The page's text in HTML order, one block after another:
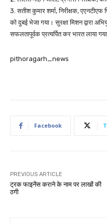
3. सतीश कुमार शर्मा, निरीक्षक,
को दुबई भेजा गया। सुरक्षा मिशन द्वारा
सफलतापूर्वक प्रत्यर्पित कर भारत लाया
pithoragarh_news
Facebook
PREVIOUS ARTICLE
ट्रक फाइनेंस कराने के नाम पर लाखों की
ठगी